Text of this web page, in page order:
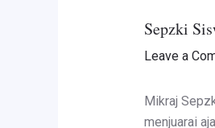
Sepzki
Leave a
Mikraj
menjuarai